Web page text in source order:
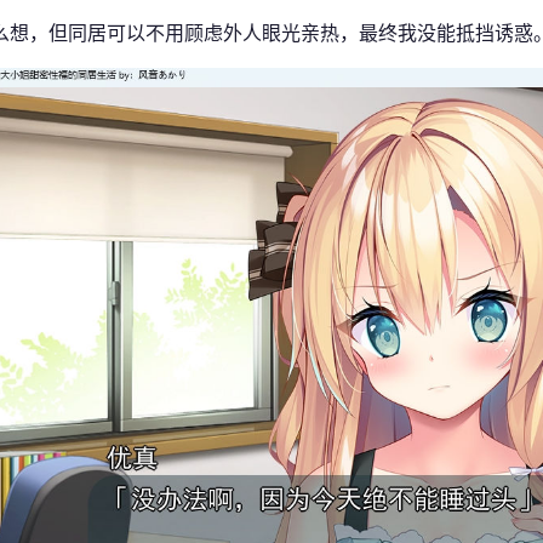
想，但同居可以不用顾虑外人眼光亲热，最终我没能抵挡诱惑